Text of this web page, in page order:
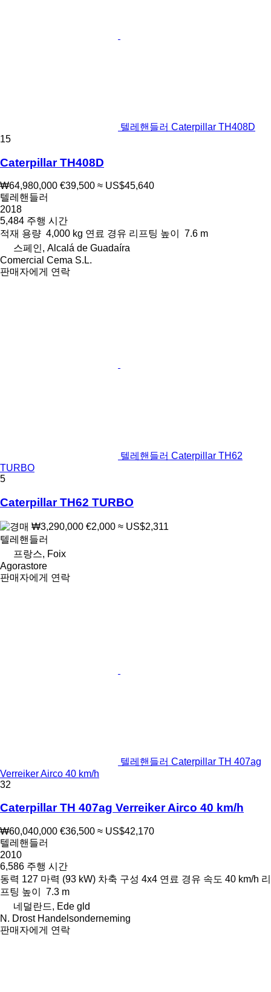
텔레핸들러 Caterpillar TH408D
15
Caterpillar TH408D
₩64,980,000 €39,500 ≈ US$45,640
텔레핸들러
2018
5,484 주행 시간
적재 용량 4,000 kg 연료 경유 리프팅 높이
7.6 m
스페인, Alcalá de Guadaíra
Comercial Cema S.L.
판매자에게 연락
텔레핸들러 Caterpillar TH62
TURBO
5
Caterpillar TH62 TURBO
₩3,290,000 €2,000 ≈ US$2,311
텔레핸들러
프랑스, Foix
Agorastore
판매자에게 연락
텔레핸들러 Caterpillar TH 407ag
Verreiker Airco 40 km/h
32
Caterpillar TH 407ag Verreiker Airco 40 km/h
₩60,040,000 €36,500 ≈ US$42,170
텔레핸들러
2010
6,586 주행 시간
동력 127 마력 (93 kW) 차축 구성 4x4 연료 경유 속도 40 km/h 리
프팅 높이
7.3 m
네덜란드, Ede gld
N. Drost Handelsonderneming
판매자에게 연락